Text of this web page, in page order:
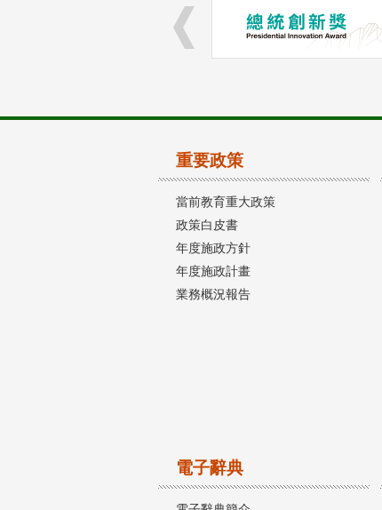
重要政策
當前教育重大政策
政策白皮書
年度施政方針
年度施政計畫
業務概況報告
電子辭典